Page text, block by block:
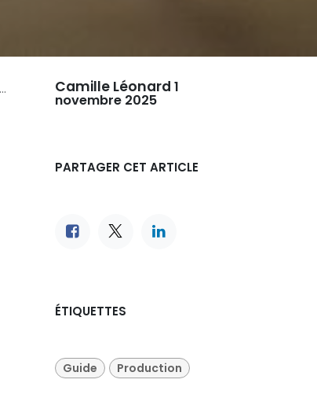
Camille Léonard 1
novembre 2025
PARTAGER CET ARTICLE
ÉTIQUETTES
Guide Production